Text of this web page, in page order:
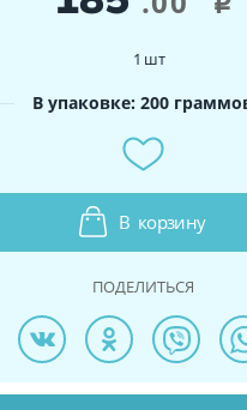
1 шт
В упаковке: 200
В корзину
ПОДЕЛИТЬСЯ